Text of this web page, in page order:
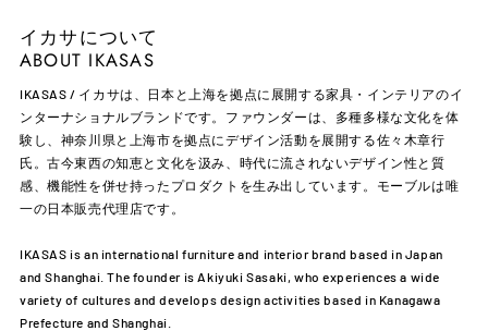
イカサについて
ABOUT IKASAS
IKASAS / イカサは、日本と上海を拠点に展開する家具・インテリアのイ
ンターナショナルブランドです。ファウンダーは、多種多様な文化を体
験し、神奈川県と上海市を拠点にデザイン活動を展開する佐々木章行
氏。古今東西の知恵と文化を汲み、時代に流されないデザイン性と質
感、機能性を併せ持ったプロダクトを生み出しています。モーブルは唯
一の日本販売代理店です。
IKASAS is an international furniture and interior brand based in Japan
and Shanghai. The founder is Akiyuki Sasaki, who experiences a wide
variety of cultures and develops design activities based in Kanagawa
Prefecture and Shanghai.